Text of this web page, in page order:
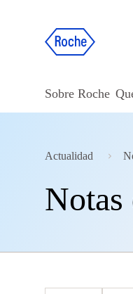
Sobre Roche
Actualidad
Notas